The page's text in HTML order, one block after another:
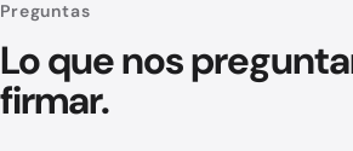
Preguntas
Lo que nos
firmar.